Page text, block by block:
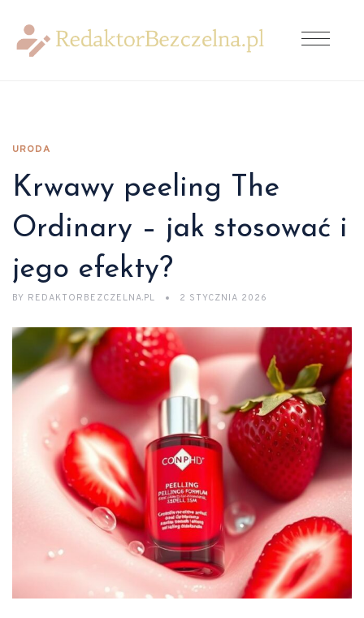
URODA
Krwawy peeling The
Ordinary – jak stosować i
jego efekty?
BY REDAKTORBEZCZELNA.PL 2 STYCZNIA 2026